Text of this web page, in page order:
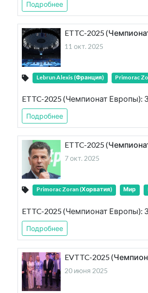
Подробнее
ETTC-2025
11 окт. 2025
Lebrun Alexis (Франция) Primorac
ETTC-2025 (Чемпионат Европы):
Подробнее
ETTC-2025
7 окт. 2025
Primorac Zoran (Хорватия) Мир
ETTC-2025 (Чемпионат Европы):
Подробнее
EVTTC-2025
20 июня 2025